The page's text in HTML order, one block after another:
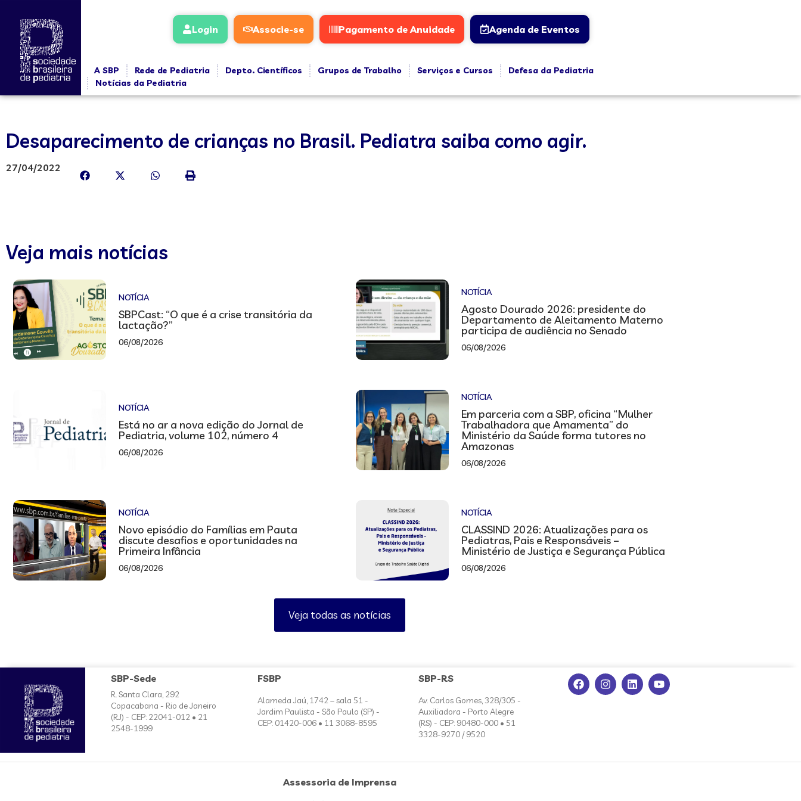
Login Associe-se Pagamento de Anuidade Agenda de Eventos
A SBP Rede de Pediatria Depto. Científicos Grupos de Trabalho Serviços e Cursos
Defesa da Pediatria
Notícias da Pediatria
Desaparecimento de crianças no Brasil. Pediatra saiba como agir.
27/04/2022
Veja mais notícias
NOTÍCIA
SBPCast: “O que é a crise transitória da
lactação?”
06/08/2026
NOTÍCIA
Agosto Dourado 2026: presidente do
Departamento de Aleitamento Materno
participa de audiência no Senado
06/08/2026
NOTÍCIA
Está no ar a nova edição do Jornal de
Pediatria, volume 102, número 4
06/08/2026
NOTÍCIA
Em parceria com a SBP, oficina “Mulher
Trabalhadora que Amamenta” do
Ministério da Saúde forma tutores no
Amazonas
06/08/2026
NOTÍCIA
Novo episódio do Famílias em Pauta
discute desafios e oportunidades na
Primeira Infância
06/08/2026
NOTÍCIA
CLASSIND 2026: Atualizações para os
Pediatras, Pais e Responsáveis –
Ministério de Justiça e Segurança Pública
06/08/2026
Veja todas as notícias
SBP-Sede
R. Santa Clara, 292
Copacabana - Rio de Janeiro
(RJ) - CEP: 22041-012 • 21
2548-1999
FSBP
Alameda Jaú, 1742 – sala 51 -
Jardim Paulista - São Paulo (SP) -
CEP: 01420-006 • 11 3068-8595
SBP-RS
Av. Carlos Gomes, 328/305 -
Auxiliadora - Porto Alegre
(RS) - CEP: 90480-000 • 51
3328-9270 / 9520
Assessoria de Imprensa